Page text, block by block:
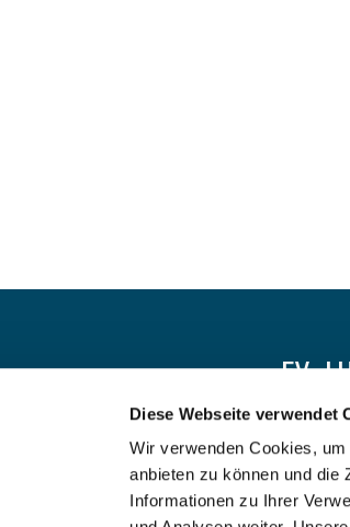
Diese Webseite verwendet
Wir verwenden Cookies,
anbieten zu können und die
Informationen zu Ihrer
EV.-